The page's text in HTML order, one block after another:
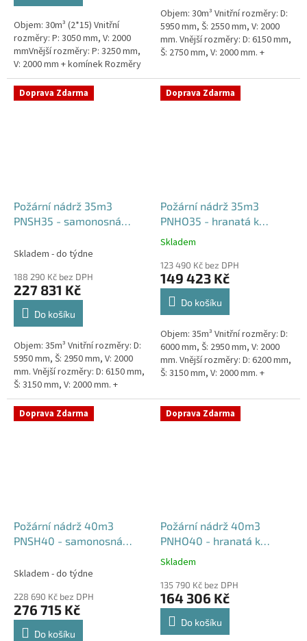
Objem: 30m³ (2*15) Vnitřní
rozměry: P: 3050 mm, V: 2000
mmVnější rozměry: P: 3250 mm,
V: 2000 mm + komínek Rozměry
nádrže možno jakkoliv upravit -
vyrobíme nádrž na...
hvězdiček.
Objem: 30m³ Vnitřní rozměry: D:
5950 mm, Š: 2550 mm, V: 2000
mm. Vnější rozměry: D: 6150 mm,
Š: 2750 mm, V: 2000 mm. +
týdny od objednávky....
Doprava Zdarma
Požární nádrž 35m3
PNSH35 - samonosná
Skladem - do týdne
188 290 Kč bez DPH
227 831 Kč
Do košíku
Objem: 35m³ Vnitřní rozměry: D:
5950 mm, Š: 2950 mm, V: 2000
mm. Vnější rozměry: D: 6150 mm,
Š: 3150 mm, V: 2000 mm. +
komínek. Běžná doba dodání 2-3
týdny od objednávky....
Doprava Zdarma
Požární nádrž 35m3
PNHO35 - hranatá k
obetonování
Průměrné
produktu
je
5,0
hvězdiček.
Skladem
123 490 Kč bez DPH
149 423 Kč
Do košíku
Objem: 35m³ Vnitřní rozměry: D:
6000 mm, Š: 2950 mm, V: 2000
mm. Vnější rozměry: D: 6200 mm,
Š: 3150 mm, V: 2000 mm. +
týdny od objednávky....
Doprava Zdarma
Požární nádrž 40m3
PNSH40 - samonosná
Skladem - do týdne
228 690 Kč bez DPH
276 715 Kč
Do košíku
Doprava Zdarma
Požární nádrž 40m3
PNHO40 - hranatá k
obetonování
Průměrné
produktu
je
5,0
Skladem
135 790 Kč bez DPH
164 306 Kč
Do košíku